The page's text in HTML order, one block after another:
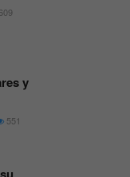
609
y
551